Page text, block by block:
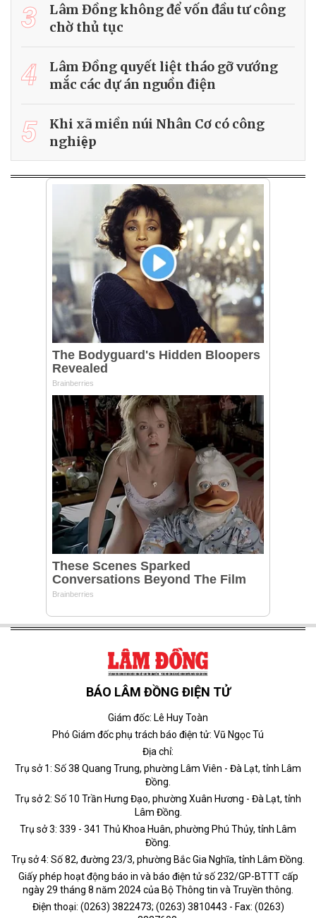
3
Lâm Đồng không để vốn đầu tư công
chờ thủ tục
4
Lâm Đồng quyết liệt tháo gỡ vướng
mắc các dự án nguồn điện
5
Khi xã miền núi Nhân Cơ có công
nghiệp
BÁO LÂM ĐỒNG ĐIỆN TỬ
Giám đốc: Lê Huy Toàn
Phó Giám đốc phụ trách báo điện tử: Vũ Ngọc Tú
Địa chỉ:
Trụ sở 1: Số 38 Quang Trung, phường Lâm Viên - Đà Lạt, tỉnh Lâm
Đồng.
Trụ sở 2: Số 10 Trần Hưng Đạo, phường Xuân Hương - Đà Lạt, tỉnh
Lâm Đồng.
Trụ sở 3: 339 - 341 Thủ Khoa Huân, phường Phú Thủy, tỉnh Lâm
Đồng.
Trụ sở 4: Số 82, đường 23/3, phường Bắc Gia Nghĩa, tỉnh Lâm Đồng.
Giấy phép hoạt động báo in và báo điện tử số 232/GP-BTTT cấp
ngày 29 tháng 8 năm 2024 của Bộ Thông tin và Truyền thông.
Điện thoại: (0263) 3822473; (0263) 3810443 - Fax: (0263)